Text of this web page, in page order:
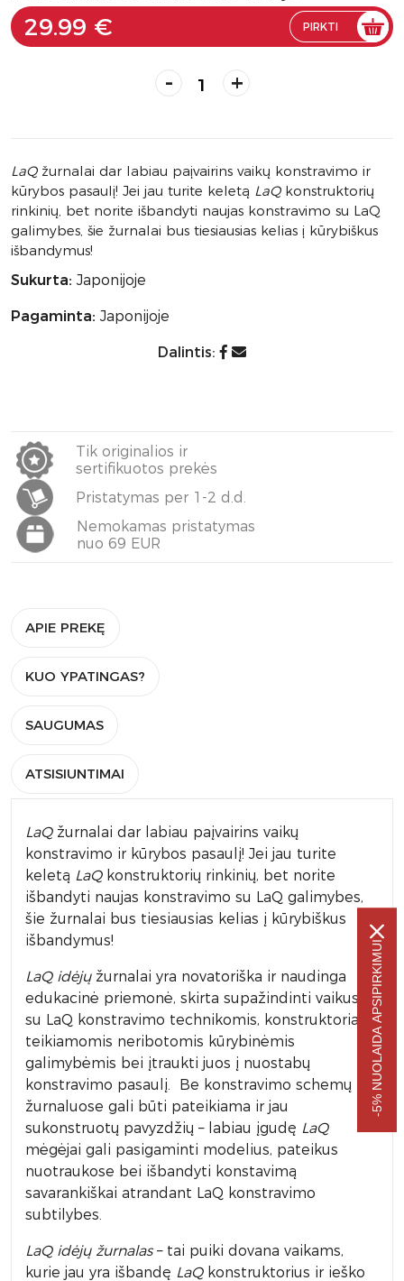
29.99 € PIRKTI
- +
LaQžurnalai dar labiau paįvairins vaikų konstravimo ir
kūrybos pasaulį! Jei jau turite keletą LaQkonstruktorių
rinkinių, bet norite išbandyti naujas konstravimo su LaQ
galimybes, šie žurnalai bus tiesiausias kelias į kūrybiškus
išbandymus!
Sukurta: Japonijoje
Pagaminta: Japonijoje
Dalintis:
Tik originalios ir
sertifikuotos prekės
Pristatymas per 1-2 d.d.
Nemokamas pristatymas
nuo 69 EUR
APIE PREKĘ
KUO YPATINGAS?
SAUGUMAS
ATSISIUNTIMAI
LaQžurnalai dar labiau paįvairins vaikų
konstravimo ir kūrybos pasaulį! Jei jau turite
keletą LaQkonstruktorių rinkinių, bet norite
išbandyti naujas konstravimo su LaQ galimybes,
šie žurnalai bus tiesiausias kelias į kūrybiškus
išbandymus!
LaQ idėjų žurnalai yra novatoriška ir naudinga
edukacinė priemonė, skirta supažindinti vaikus
su LaQ konstravimo technikomis, konstruktoriaus
teikiamomis neribotomis kūrybinėmis
galimybėmis bei įtraukti juos į nuostabų
konstravimo pasaulį. Be konstravimo schemų
žurnaluose gali būti pateikiama ir jau
sukonstruotų pavyzdžių – labiau įgudę LaQ
mėgėjai gali pasigaminti modelius, pateikus
nuotraukose bei išbandyti konstavimą
savarankiškai atrandant LaQ konstravimo
subtilybes.
LaQ idėjų žurnalas– tai puiki dovana vaikams,
kurie jau yra išbandę LaQkonstruktorius ir ieško
-5% NUOLAIDA APSIPIRKIMUI